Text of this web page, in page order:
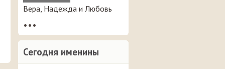
Вера, Надежда и Любовь
•••
Сегодня именины